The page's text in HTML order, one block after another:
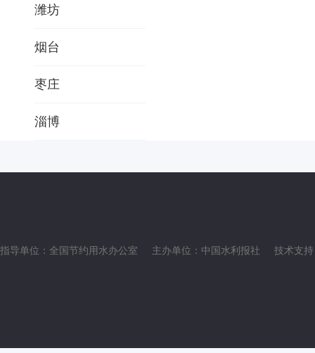
潍坊
烟台
枣庄
淄博
指导单位：全国节约用水办公室 主办单位：中国水利报社 技术支